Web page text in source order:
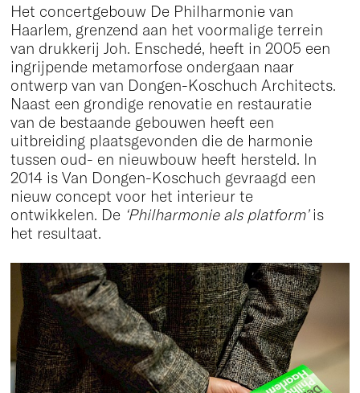
Het concertgebouw De Philharmonie van
Haarlem, grenzend aan het voormalige terrein
van drukkerij Joh. Enschedé, heeft in 2005 een
ingrijpende metamorfose ondergaan naar
ontwerp van van Dongen-Koschuch Architects.
Naast een grondige renovatie en restauratie
van de bestaande gebouwen heeft een
uitbreiding plaatsgevonden die de harmonie
tussen oud- en nieuwbouw heeft hersteld. In
2014 is Van Dongen-Koschuch gevraagd een
nieuw concept voor het interieur te
ontwikkelen. De ‘Philharmonie als platform’is
het resultaat.